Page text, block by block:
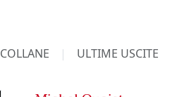
COLLANE ULTIME USCITE